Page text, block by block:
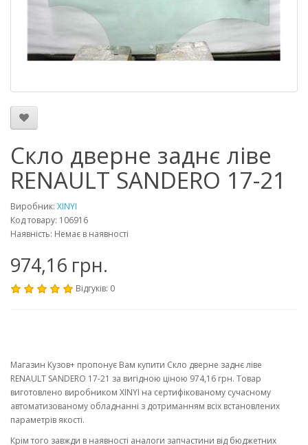
Скло дверне заднє ліве
RENAULT SANDERO 17-21
Виробник: XINYI
Код товару: 106916
Наявність: Немає в наявності
974,16 грн.
Відгуків: 0
Магазин Кузов+ пропонує Вам купити Скло дверне заднє ліве
RENAULT SANDERO 17-21 за вигідною ціною 974,16 грн. Товар
виготовлено виробником XINYI на сертифікованому сучасному
автоматизованому обладнанні з дотриманням всіх встановлених
параметрів якості.
Крім того завжди в наявності аналоги запчастини від бюджетних